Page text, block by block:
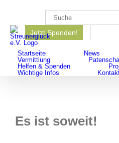
springen
nach:
Jetzt Spenden!
Startseite News
Vermittlung
Helfen & Spenden
Wichtige Infos
Es ist soweit!